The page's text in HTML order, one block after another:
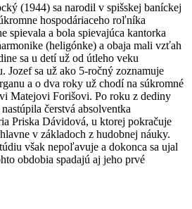
(1944) sa narodil v spišskej baníckej
hospodáriaceho roľníka
spievala a bola spievajúca kantorka
(heligónke) a obaja mali vzťah
sa u detí už od útleho veku
Jozef sa už ako 5-ročný zoznamuje
a o dva roky už chodí na súkromné
Matejovi Forišovi. Po roku z dediny
čerstvá absolventka
Priska Dávidová, u ktorej pokračuje
v základoch z hudobnej náuky.
však nepoľavuje a dokonca sa ujal
obdobia spadajú aj jeho prvé